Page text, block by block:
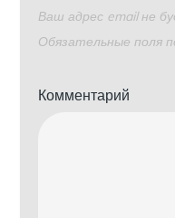
Ваш адрес email не
Обязательные поля
Комментарий